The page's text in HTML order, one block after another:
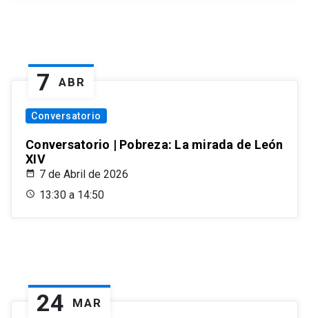
7 ABR
Conversatorio
Conversatorio | Pobreza: La mirada de León
XIV
7 de Abril de 2026
13:30 a 14:50
24 MAR